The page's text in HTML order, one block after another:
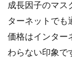
成長因子のマス
ターネットでも
価格はインター
わらない印象で